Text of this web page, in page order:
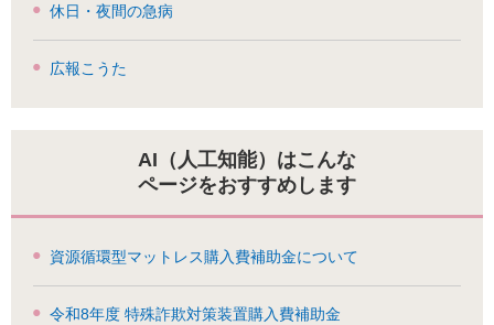
休日・夜間の急病
広報こうた
AI（人工知能）はこんな
ページをおすすめします
資源循環型マットレス購入費補助金について
令和8年度 特殊詐欺対策装置購入費補助金